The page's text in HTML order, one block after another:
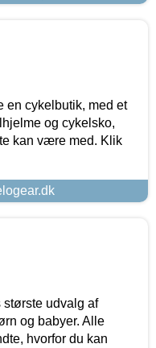
en cykelbutik, med et
og cykelsko,
kan være med. Klik
udvalg af
og babyer. Alle
hvorfor du kan